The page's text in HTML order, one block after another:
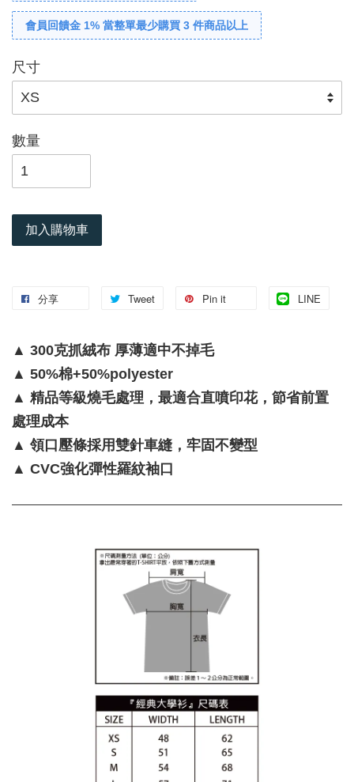
會員回饋金 1% 當整單最少購買 3 件商品以上
尺寸
數量
加入購物車
分享 Tweet Pin it LINE
▲ 300克抓絨布 厚薄適中不掉毛
▲ 50%棉+50%polyester
▲ 精品等級燒毛處理，最適合直噴印花，節省前置
處理成本
▲ 領口壓條採用雙針車縫，牢固不變型
▲ CVC強化彈性羅紋袖口